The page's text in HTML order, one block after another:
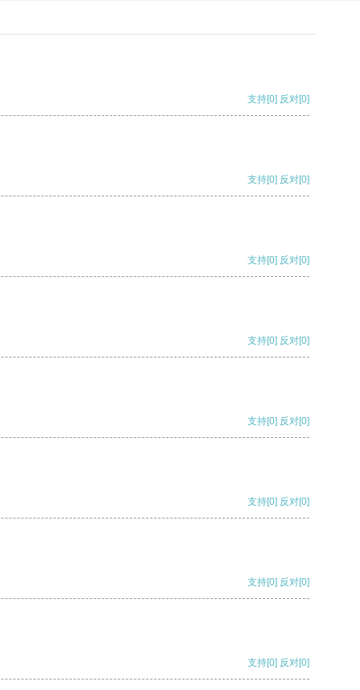
支持[0] 反对[0]
支持[0] 反对[0]
支持[0] 反对[0]
支持[0] 反对[0]
支持[0] 反对[0]
支持[0] 反对[0]
支持[0] 反对[0]
支持[0] 反对[0]